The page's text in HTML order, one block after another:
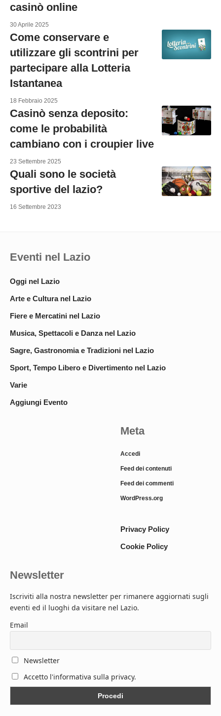
casinò online
30 Aprile 2025
Come conservare e
utilizzare gli scontrini per
partecipare alla Lotteria
Istantanea
18 Febbraio 2025
Casinò senza deposito:
come le probabilità
cambiano con i croupier live
23 Settembre 2025
Quali sono le società
sportive del lazio?
16 Settembre 2023
Eventi nel Lazio
Oggi nel Lazio
Arte e Cultura nel Lazio
Fiere e Mercatini nel Lazio
Musica, Spettacoli e Danza nel Lazio
Sagre, Gastronomia e Tradizioni nel Lazio
Sport, Tempo Libero e Divertimento nel Lazio
Varie
Aggiungi Evento
Meta
Accedi
Feed dei contenuti
Feed dei commenti
WordPress.org
Privacy Policy
Cookie Policy
Newsletter
Iscriviti alla nostra newsletter per rimanere aggiornati sugli
eventi ed il luoghi da visitare nel Lazio.
Email
Newsletter
Accetto l'informativa sulla privacy.